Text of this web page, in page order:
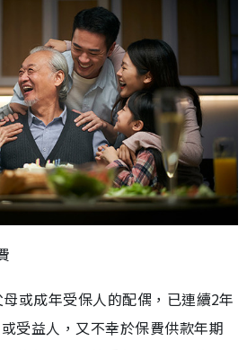
或成年受保人的配偶，已連續2年
受益人，又不幸於保費供款年期